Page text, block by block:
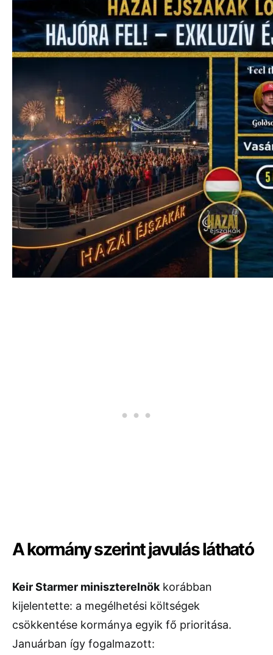
A kormány szerint javulás látható
Keir Starmer miniszterelnök korábban
kijelentette: a megélhetési költségek
csökkentése kormánya egyik fő prioritása.
Januárban így fogalmazott: